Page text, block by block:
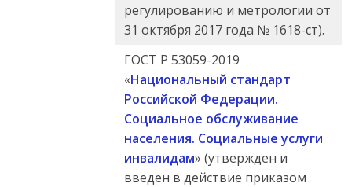
регулированию и метрологии от
31 октября 2017 года № 1618-ст).
ГОСТ Р 53059-2019
«Национальный стандарт
Российской Федерации.
Социальное обслуживание
населения. Социальные услуги
инвалидам» (утвержден и
введен в действие приказом